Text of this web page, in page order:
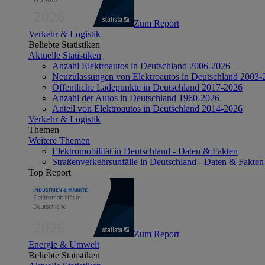
Zum Report
Verkehr & Logistik
Beliebte Statistiken
Aktuelle Statistiken
Anzahl Elektroautos in Deutschland 2006-2026
Neuzulassungen von Elektroautos in Deutschland 2003-
Öffentliche Ladepunkte in Deutschland 2017-2026
Anzahl der Autos in Deutschland 1960-2026
Anteil von Elektroautos in Deutschland 2014-2026
Verkehr & Logistik
Themen
Weitere Themen
Elektromobilität in Deutschland - Daten & Fakten
Straßenverkehrsunfälle in Deutschland - Daten & Fakten
Top Report
Zum Report
Energie & Umwelt
Beliebte Statistiken